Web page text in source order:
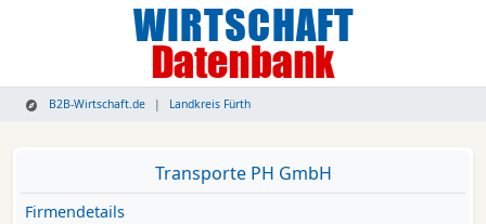
B2B-Wirtschaft.de Landkreis Fürth
Transporte PH GmbH
Firmendetails